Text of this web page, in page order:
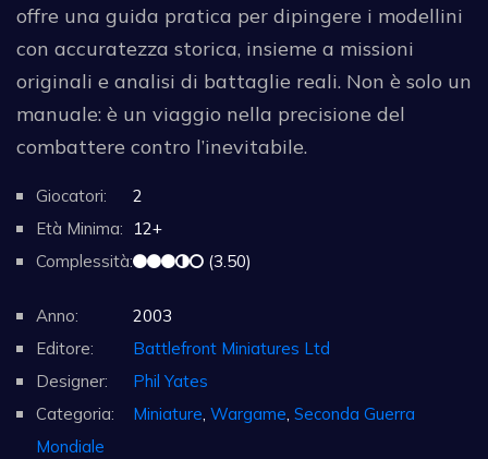
offre una guida pratica per dipingere i modellini
con accuratezza storica, insieme a missioni
originali e analisi di battaglie reali. Non è solo un
manuale: è un viaggio nella precisione del
combattere contro l’inevitabile.
Giocatori:
2
Età Minima:
12+
Complessità:
(3.50)
Anno:
2003
Editore:
Battlefront Miniatures Ltd
Designer:
Phil Yates
Categoria:
Miniature Wargame Seconda Guerra
Mondiale